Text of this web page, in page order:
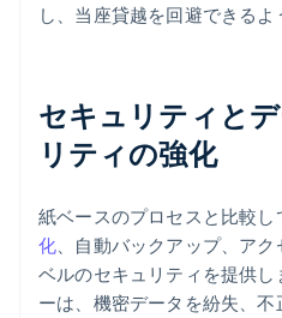
し、当座貸越を回避できるよ
セキュリティと
リティの強化
紙ベースのプロセスと比較
化、自動バックアップ、ア
ベルのセキュリティを提供
ーは、機密データを紛失、